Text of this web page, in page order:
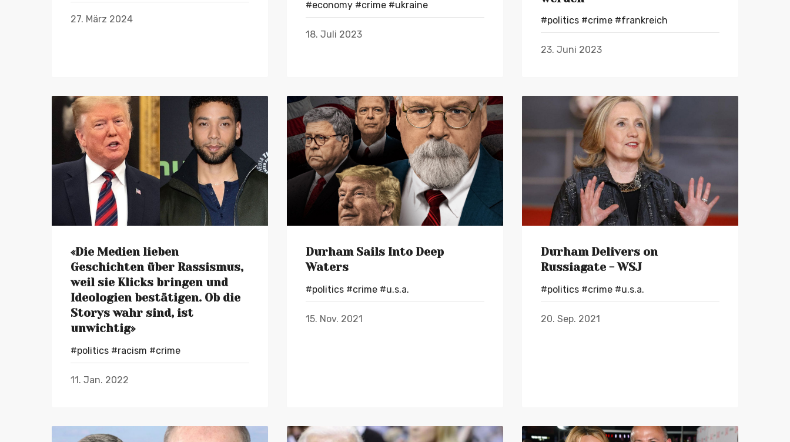
27. März 2024
#economy #crime #ukraine
18. Juli 2023
#politics #crime #frankreich
23. Juni 2023
«Die Medien lieben
Geschichten über Rassismus,
weil sie Klicks bringen und
Ideologien bestätigen. Ob die
Storys wahr sind, ist
unwichtig»
#politics #racism #crime
11. Jan. 2022
Durham Sails Into Deep
Waters
#politics #crime #u.s.a.
15. Nov. 2021
Durham Delivers on
Russiagate - WSJ
#politics #crime #u.s.a.
20. Sep. 2021